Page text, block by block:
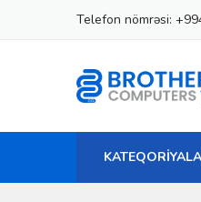
Telefon nömrəsi: